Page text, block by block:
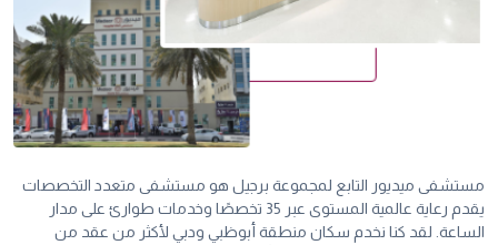
مستشفى ميديور التابع لمجموعة برجيل هو مستشفى متعدد التخصصات
يقدم رعاية عالمية المستوى عبر 35 تخصصًا وخدمات طوارئ على مدار
الساعة. لقد كنا نخدم سكان منطقة أبوظبي ودبي لأكثر من عقد من